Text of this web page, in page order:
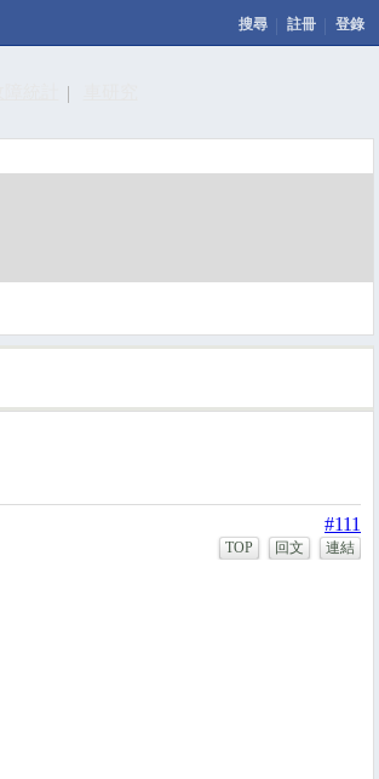
搜尋 註冊 登錄
#111
TOP 回文 連結